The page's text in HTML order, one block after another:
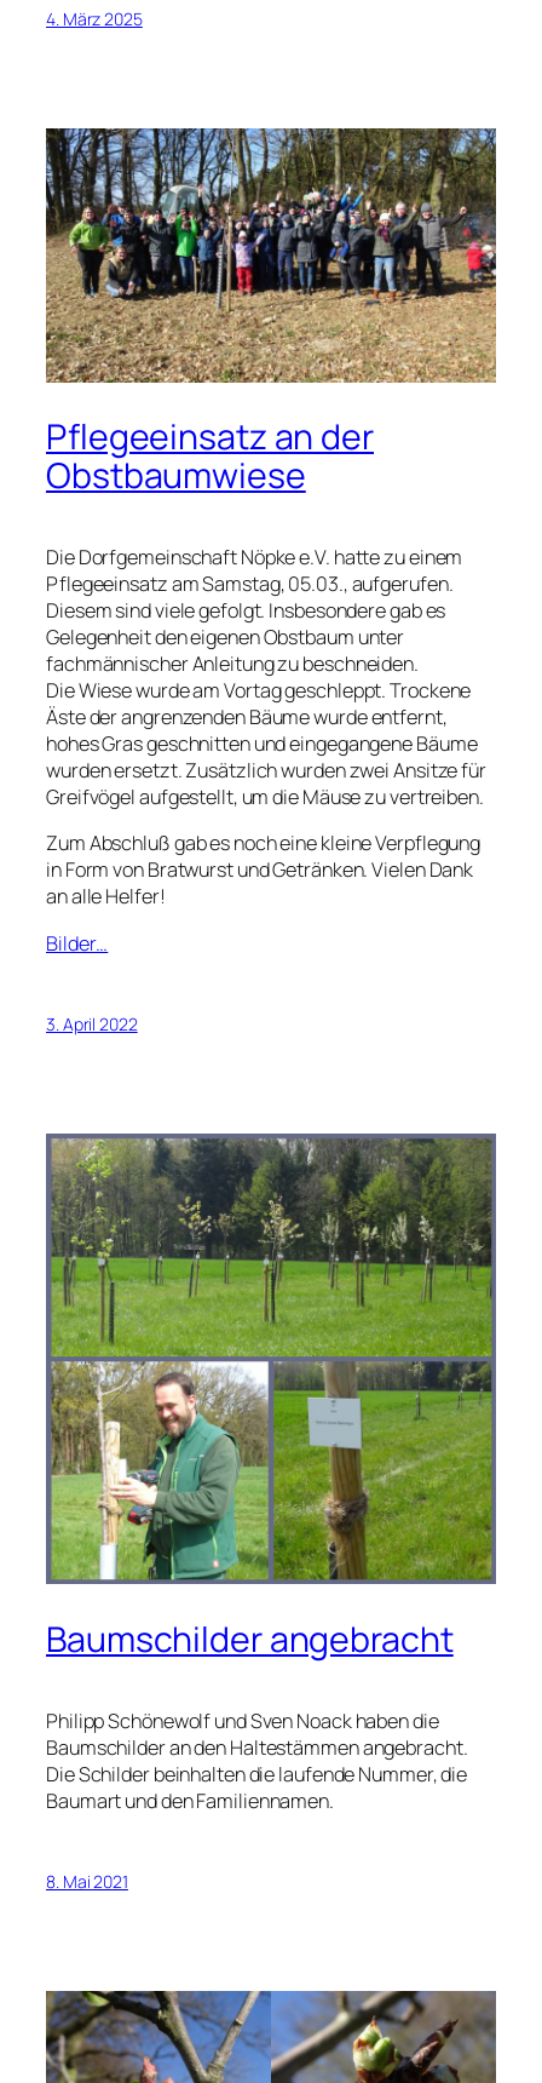
4. März 2025
Pflegeeinsatz an der
Obstbaumwiese
Die Dorfgemeinschaft Nöpke e.V. hatte zu einem
Pflegeeinsatz am Samstag, 05.03., aufgerufen.
Diesem sind viele gefolgt. Insbesondere gab es
Gelegenheit den eigenen Obstbaum unter
fachmännischer Anleitung zu beschneiden.
Die Wiese wurde am Vortag geschleppt. Trockene
Äste der angrenzenden Bäume wurde entfernt,
hohes Gras geschnitten und eingegangene Bäume
wurden ersetzt. Zusätzlich wurden zwei Ansitze für
Greifvögel aufgestellt, um die Mäuse zu vertreiben.
Zum Abschluß gab es noch eine kleine Verpflegung
in Form von Bratwurst und Getränken. Vielen Dank
an alle Helfer!
Bilder…
3. April 2022
Baumschilder angebracht
Philipp Schönewolf und Sven Noack haben die
Baumschilder an den Haltestämmen angebracht.
Die Schilder beinhalten die laufende Nummer, die
Baumart und den Familiennamen.
8. Mai 2021